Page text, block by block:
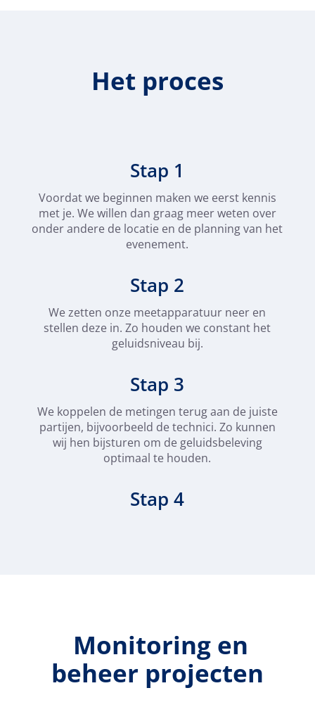
Het proces
Stap 1
Voordat we beginnen maken we eerst kennis
met je. We willen dan graag meer weten over
onder andere de locatie en de planning van het
evenement.
Stap 2
We zetten onze meetapparatuur neer en
stellen deze in. Zo houden we constant het
geluidsniveau bij.
Stap 3
We koppelen de metingen terug aan de juiste
partijen, bijvoorbeeld de technici. Zo kunnen
wij hen bijsturen om de geluidsbeleving
optimaal te houden.
Stap 4
Monitoring en
beheer projecten